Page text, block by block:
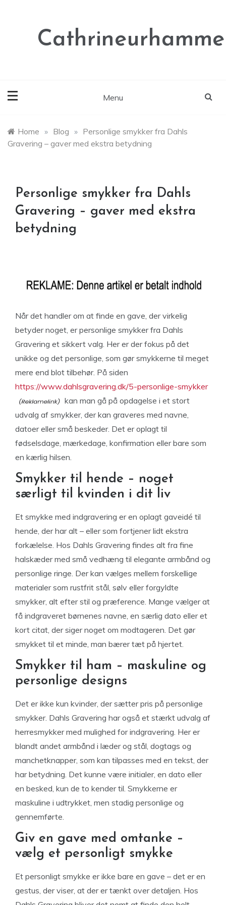
Menu
Home » Blog » Personlige smykker fra Dahls
Gravering – gaver med ekstra betydning
Personlige smykker fra Dahls
Gravering – gaver med ekstra
betydning
Når det handler om at finde en gave, der virkelig
betyder noget, er personlige smykker fra Dahls
Gravering et sikkert valg. Her er der fokus på det
unikke og det personlige, som gør smykkerne til meget
mere end blot tilbehør. På siden
https://www.dahlsgravering.dk/5-personlige-smykker
kan man gå på opdagelse i et stort
udvalg af smykker, der kan graveres med navne,
datoer eller små beskeder. Det er oplagt til
fødselsdage, mærkedage, konfirmation eller bare som
en kærlig hilsen.
Smykker til hende – noget
særligt til kvinden i dit liv
Et smykke med indgravering er en oplagt gaveidé til
hende, der har alt – eller som fortjener lidt ekstra
forkælelse. Hos Dahls Gravering findes alt fra fine
halskæder med små vedhæng til elegante armbånd og
personlige ringe. Der kan vælges mellem forskellige
materialer som rustfrit stål, sølv eller forgyldte
smykker, alt efter stil og præference. Mange vælger at
få indgraveret børnenes navne, en særlig dato eller et
kort citat, der siger noget om modtageren. Det gør
smykket til et minde, man bærer tæt på hjertet.
Smykker til ham – maskuline og
personlige designs
Det er ikke kun kvinder, der sætter pris på personlige
smykker. Dahls Gravering har også et stærkt udvalg af
herresmykker med mulighed for indgravering. Her er
blandt andet armbånd i læder og stål, dogtags og
manchetknapper, som kan tilpasses med en tekst, der
har betydning. Det kunne være initialer, en dato eller
en besked, kun de to kender til. Smykkerne er
maskuline i udtrykket, men stadig personlige og
gennemførte.
Giv en gave med omtanke –
vælg et personligt smykke
Et personligt smykke er ikke bare en gave – det er en
gestus, der viser, at der er tænkt over detaljen. Hos